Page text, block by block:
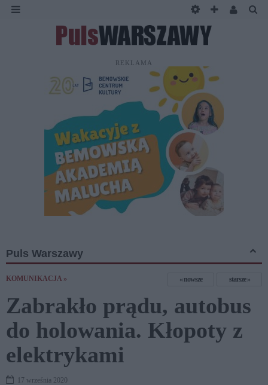
REKLAMA
Puls Warszawy
KOMUNIKACJA » nowsze starsze
Zabrakło prądu, autobus
do holowania. Kłopoty z
elektrykami
17 września 2020